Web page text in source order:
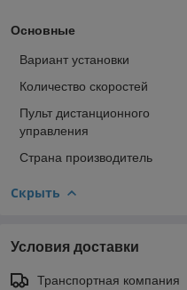
Основные
Вариант установки
Количество скоростей
Пульт дистанционного
управления
Страна производитель
Скрыть
Условия доставки
Транспортная компания